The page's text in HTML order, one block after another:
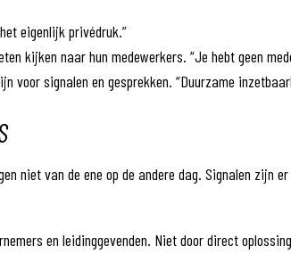
eigenlijk privédruk.”
kijken naar hun medewerkers. “Je hebt geen
voor signalen en gesprekken. “Duurzame
niet van de ene op de andere dag. Signalen zijn
en leidinggevenden. Niet door direct